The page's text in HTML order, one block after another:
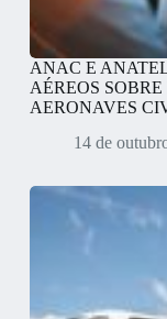
ANAC E
AÉREOS
AERONAVES
14 de